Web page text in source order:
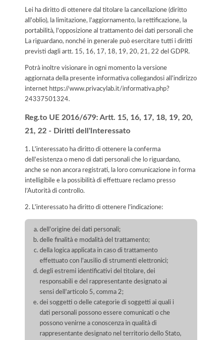
Lei ha diritto di ottenere dal titolare la cancellazione (diritto
all'oblio), la limitazione, l'aggiornamento, la rettificazione, la
portabilità, l'opposizione al trattamento dei dati personali che
La riguardano, nonché in generale può esercitare tutti i diritti
previsti dagli artt. 15, 16, 17, 18, 19, 20, 21, 22 del GDPR.
Potrà inoltre visionare in ogni momento la versione
aggiornata della presente informativa collegandosi all'indirizzo
internet https://www.privacylab.it/informativa.php?
24337501324.
Reg.to UE 2016/679: Artt. 15, 16, 17, 18, 19, 20,
21, 22 - Diritti dell'Interessato
1. L'interessato ha diritto di ottenere la conferma
dell'esistenza o meno di dati personali che lo riguardano,
anche se non ancora registrati, la loro comunicazione in forma
intelligibile e la possibilità di effettuare reclamo presso
l’Autorità di controllo.
2. L'interessato ha diritto di ottenere l'indicazione:
dell'origine dei dati personali;
delle finalità e modalità del trattamento;
della logica applicata in caso di trattamento
effettuato con l'ausilio di strumenti elettronici;
degli estremi identificativi del titolare, dei
responsabili e del rappresentante designato ai
sensi dell'articolo 5, comma 2;
dei soggetti o delle categorie di soggetti ai quali i
dati personali possono essere comunicati o che
possono venirne a conoscenza in qualità di
rappresentante designato nel territorio dello Stato,